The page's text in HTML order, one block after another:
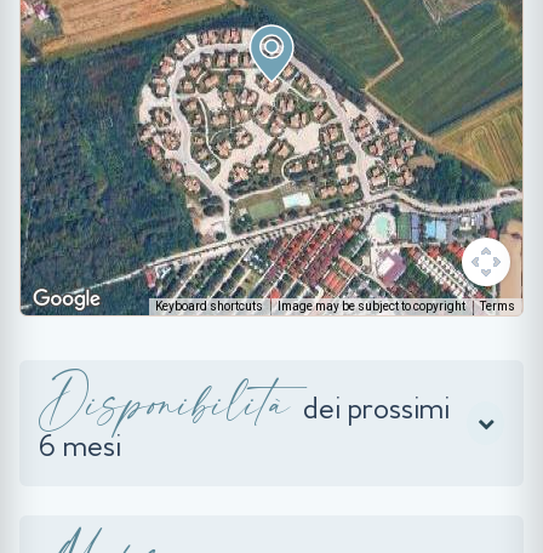
Keyboard shortcuts Image may be subject to copyright Terms
Disponibilità dei prossimi
6 mesi